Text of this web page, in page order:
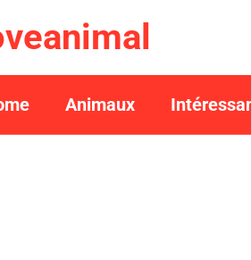
Animaux